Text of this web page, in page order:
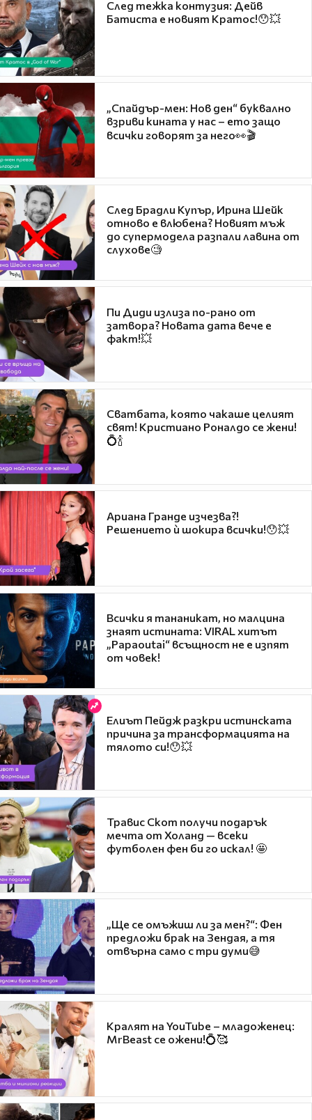
След тежка контузия: Дейв
Батиста е новият Кратос!😯💥
„Спайдър-мен: Нов ден“ буквално
взриви кината у нас – ето защо
всички говорят за него👀🎬
След Брадли Купър, Ирина Шейк
отново е влюбена? Новият мъж
до супермодела разпали лавина от
слухове🧐
Пи Диди излиза по-рано от
затвора? Новата дата вече е
факт!💥
Сватбата, която чакаше целият
свят! Кристиано Роналдо се жени!
💍🍾
Ариана Гранде изчезва?!
Решението ѝ шокира всички!😯💥
Всички я тананикат, но малцина
знаят истината: VIRAL хитът
„Papaoutai“ всъщност не е изпят
от човек!
Елиът Пейдж разкри истинската
причина за трансформацията на
тялото си!😯💥
Травис Скот получи подарък
мечта от Холанд — всеки
футболен фен би го искал! 🤩
„Ще се омъжиш ли за мен?“: Фен
предложи брак на Зендая, а тя
отвърна само с три думи😅
Кралят на YouTube – младоженец:
MrBeast се ожени!💍🥰